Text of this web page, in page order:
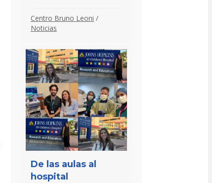
Centro Bruno Leoni /
Noticias
De las aulas al
hospital